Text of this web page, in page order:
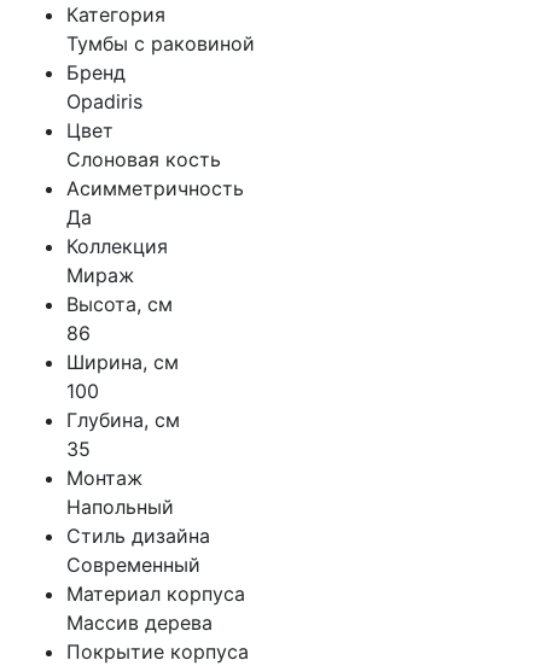
Категория
Тумбы с раковиной
Бренд
Opadiris
Цвет
Слоновая кость
Асимметричность
Да
Коллекция
Мираж
Высота, см
86
Ширина, см
100
Глубина, см
35
Монтаж
Напольный
Стиль дизайна
Современный
Материал корпуса
Массив дерева
Покрытие корпуса